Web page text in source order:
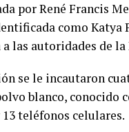
por René Francis
como Katya
las autoridades de
se le incautaron
blanco, conocido
teléfonos celulares.